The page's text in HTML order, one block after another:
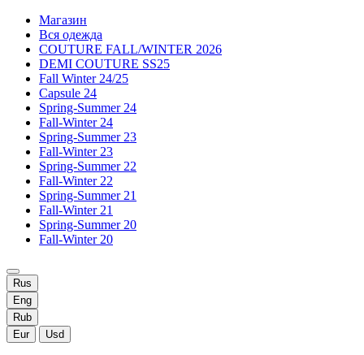
Магазин
Вся одежда
COUTURE FALL/WINTER 2026
DEMI COUTURE SS25
Fall Winter 24/25
Capsule 24
Spring-Summer 24
Fall-Winter 24
Spring-Summer 23
Fall-Winter 23
Spring-Summer 22
Fall-Winter 22
Spring-Summer 21
Fall-Winter 21
Spring-Summer 20
Fall-Winter 20
Rus
Eng
Rub
Eur
Usd